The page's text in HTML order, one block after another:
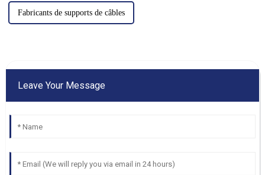
Fabricants de supports de câbles
Leave Your Message